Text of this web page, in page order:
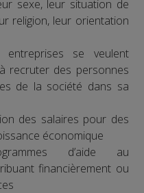
sexe, leur situation de
religion, leur orientation
se veulent
recruter des personnes
de la société dans sa
des salaires pour des
économique
d’aide au
financièrement ou